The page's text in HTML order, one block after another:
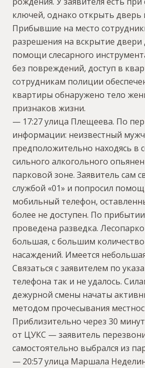
ключей, однако открыть дверь
Прибывшие на место
разрешения на вскрытие
помощи слесарного
без повреждений, доступ в
сотрудникам полиции
квартиры обнаружено тело
признаков жизни.
— 17:27 улица Плещеева. По
информации: неизвестный
предположительно находясь в
сильного алкогольного
парковой зоне. Заявитель сам
службой «01» и попросил
мобильный телефон,
более не доступен. По
проведена разведка.
большая, с большим
насаждений. Имеется
Связаться с заявителем по
телефона так и не удалось.
дежурной смены начаты
методом прочесывания
Приблизительно через 30
от ЦУКС — заявитель
самостоятельно выбрался из
— 20:57 улица Маршала